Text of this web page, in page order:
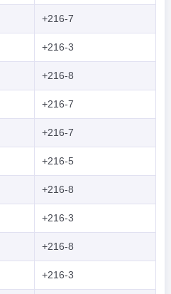
+216-7
+216-3
+216-8
+216-7
+216-7
+216-5
+216-8
+216-3
+216-8
+216-3